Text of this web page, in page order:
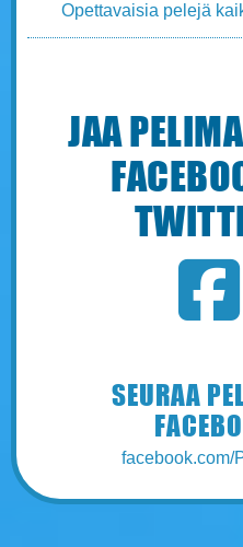
Opettavaisia pelejä
JAA
SEURAA
facebook.com/